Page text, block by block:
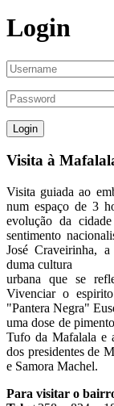
Login
Visita à
Visita guiada ao
num espaço de 3
evolução da
sentimento
José Craveirinha,
duma cultura
urbana que se
Vivenciar o
"Pantera Negra"
uma dose de
Tufo da Mafalala e
dos presidentes de
e Samora Machel.
Para visitar o